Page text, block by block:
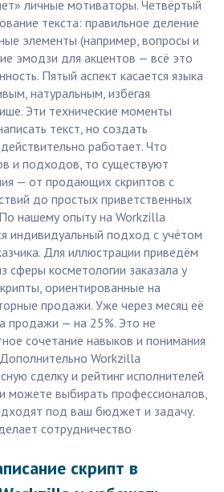
личные мотиваторы. Четвёртый
текста: правильное деление
элементы (например, вопросы и
эмодзи для акцентов — всё это
Пятый аспект касается языка
натуральным, избегая
Эти технические моменты
текст, но создать
работает. Что
и подходов, то существуют
— от продающих скриптов с
до простых приветственных
нашему опыту на Workzilla
индивидуальный подход с учётом
Для иллюстрации приведём
сферы косметологии заказала у
ориентированные на
продажи. Уже через месяц её
продажи — на 25%. Это не
сочетание навыков и понимания
Workzilla
сделку и рейтинг исполнителей
можете выбирать профессионалов,
под ваш бюджет и задачу.
сотрудничество
скрипт в